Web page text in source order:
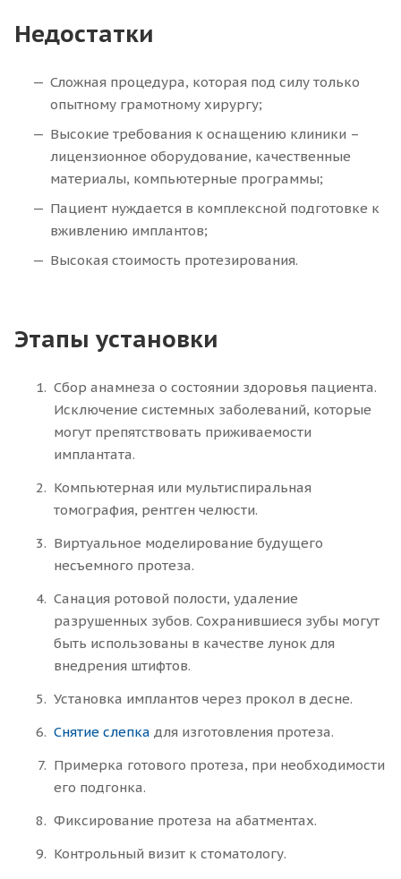
Недостатки
Сложная процедура, которая под силу только
опытному грамотному хирургу;
Высокие требования к оснащению клиники –
лицензионное оборудование, качественные
материалы, компьютерные программы;
Пациент нуждается в комплексной подготовке к
вживлению имплантов;
Высокая стоимость протезирования.
Этапы установки
Сбор анамнеза о состоянии здоровья пациента.
Исключение системных заболеваний, которые
могут препятствовать приживаемости
имплантата.
Компьютерная или мультиспиральная
томография, рентген челюсти.
Виртуальное моделирование будущего
несъемного протеза.
Санация ротовой полости, удаление
разрушенных зубов. Сохранившиеся зубы могут
быть использованы в качестве лунок для
внедрения штифтов.
Установка имплантов через прокол в десне.
Снятие слепка для изготовления протеза.
Примерка готового протеза, при необходимости
его подгонка.
Фиксирование протеза на абатментах.
Контрольный визит к стоматологу.